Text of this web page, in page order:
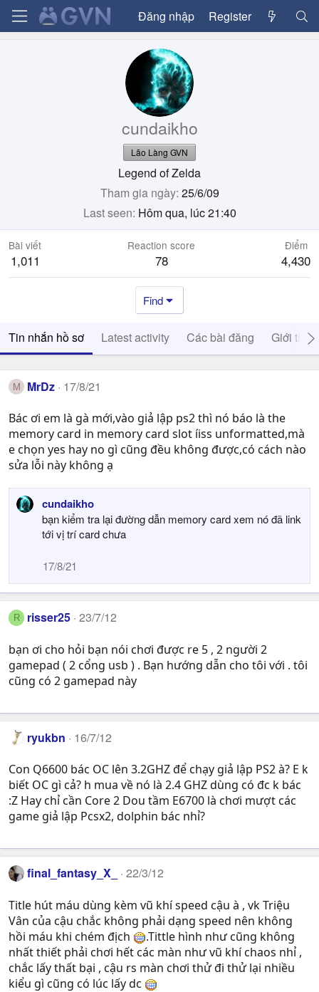
Đăng nhập Register
cundaikho
Lão Làng GVN
Legend of Zelda
Tham gia ngày 25/6/09
Last seen Hôm qua, lúc 21:40
Bài viết
1,011
Reaction score
78
Điểm
4,430
Find
Tin nhắn hồ sơ Latest activity Các bài đăng Giới thiệu
M MrDz 17/8/21
Bác ơi em là gà mới,vào giả lập ps2 thì nó báo là the
memory card in memory card slot íiss unformatted,mà
e chọn yes hay no gì cũng đều không được,có cách nào
sửa lỗi này không ạ
cundaikho
bạn kiểm tra lại đường dẫn memory card xem nó đã link
tới vị trí card chưa
17/8/21
R risser25 23/7/12
bạn ơi cho hỏi bạn nói chơi được re 5 , 2 người 2
gamepad ( 2 cổng usb ) . Bạn hướng dẫn cho tôi với . tôi
cũng có 2 gamepad này
ryukbn 16/7/12
Con Q6600 bác OC lên 3.2GHZ để chạy giả lập PS2 à? E k
biết OC gì cả? h mua về nó là 2.4 GHZ dùng có đc k bác
:Z Hay chỉ cần Core 2 Dou tầm E6700 là chơi mượt các
game giả lập Pcsx2, dolphin bác nhỉ?
final_fantasy_X_ 22/3/12
Title hút máu dùng kèm vũ khí speed cậu à , vk Triệu
Vân của cậu chắc không phải dạng speed nên không
hồi máu khi chém địch
.Tittle hình như cũng không
nhất thiết phải chơi hết các màn như vũ khí chaos nhỉ ,
chắc lấy thất bại , cậu rs màn chơi thử đi thử lại nhiều
kiểu gì cũng có lúc lấy dc